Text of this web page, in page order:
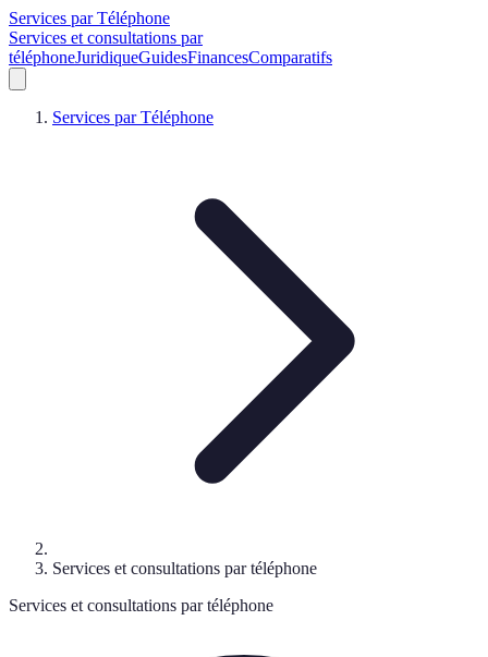
Services par Téléphone
Services et consultations par
téléphoneJuridiqueGuidesFinancesComparatifs
Services par Téléphone
Services et consultations par téléphone
Services et consultations par téléphone